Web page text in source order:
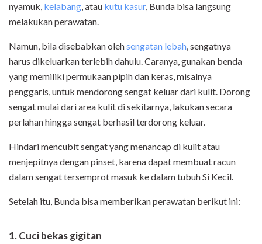
nyamuk, kelabang, atau kutu kasur, Bunda bisa langsung
melakukan perawatan.
Namun, bila disebabkan olehsengatan lebah, sengatnya
harus dikeluarkan terlebih dahulu. Caranya, gunakan benda
yang memiliki permukaan pipih dan keras, misalnya
penggaris, untuk mendorong sengat keluar dari kulit. Dorong
sengat mulai dari area kulit di sekitarnya, lakukan secara
perlahan hingga sengat berhasil terdorong keluar.
Hindari mencubit sengat yang menancap di kulit atau
menjepitnya dengan pinset, karena dapat membuat racun
dalam sengat tersemprot masuk ke dalam tubuh Si Kecil.
Setelah itu, Bunda bisa memberikan perawatan berikut ini:
1. Cuci bekas gigitan